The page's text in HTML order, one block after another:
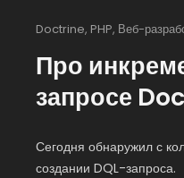
Doctrine, PHP, Веб-
Про
запросе
Сегодня обнаружил с
создании DQL-запроса.